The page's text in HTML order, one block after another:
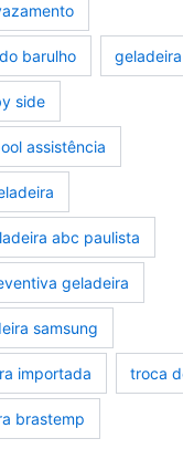
barulho
side
assistência
abc paulista
geladeira
samsung
importada troca
brastemp